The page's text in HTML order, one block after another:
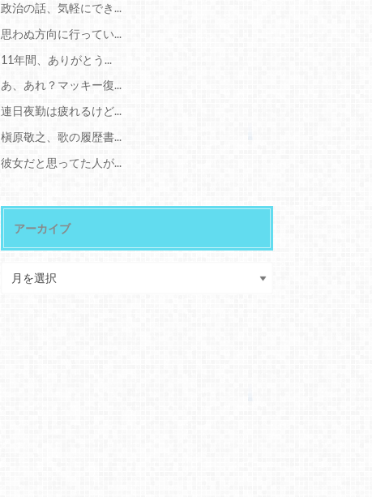
政治の話、気軽にでき...
思わぬ方向に行ってい...
11年間、ありがとう...
あ、あれ？マッキー復...
連日夜勤は疲れるけど...
槇原敬之、歌の履歴書...
彼女だと思ってた人が...
アーカイブ